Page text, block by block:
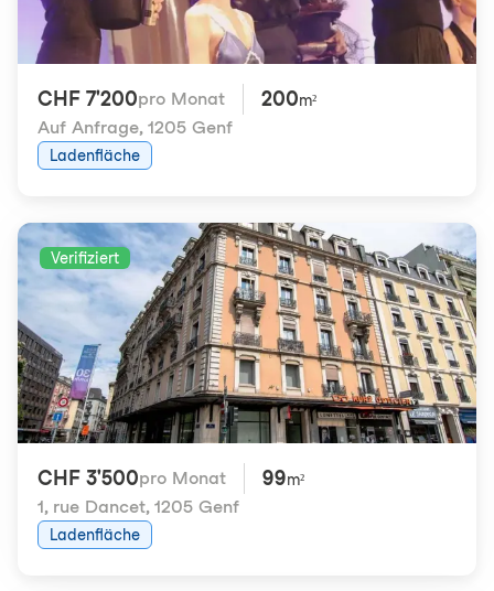
CHF 7'200pro Monat 200m²
Auf Anfrage, 1205 Genf
Ladenfläche
Verifiziert
CHF 3'500pro Monat 99m²
1, rue Dancet, 1205 Genf
Ladenfläche